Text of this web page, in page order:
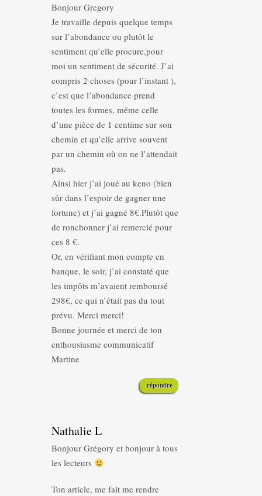
Bonjour Gregory
Je travaille depuis quelque temps
sur l’abondance ou plutôt le
sentiment qu’elle procure,pour
moi un sentiment de sécurité. J’ai
compris 2 choses (pour l’instant ),
c’est que l’abondance prend
toutes les formes, même celle
d’une pièce de 1 centime sur son
chemin et qu’elle arrive souvent
par un chemin où on ne l’attendait
pas.
Ainsi hier j’ai joué au keno (bien
sûr dans l’espoir de gagner une
fortune) et j’ai gagné 8€.Plutôt que
de ronchonner j’ai remercié pour
ces 8 €.
Or, en vérifiant mon compte en
banque, le soir, j’ai constaté que
les impôts m’avaient remboursé
298€, ce qui n’était pas du tout
prévu. Merci merci!
Bonne journée et merci de ton
enthousiasme communicatif
Martine
répondre
Nathalie L
Bonjour Grégory et bonjour à tous
les lecteurs
Ton article, me fait me rendre